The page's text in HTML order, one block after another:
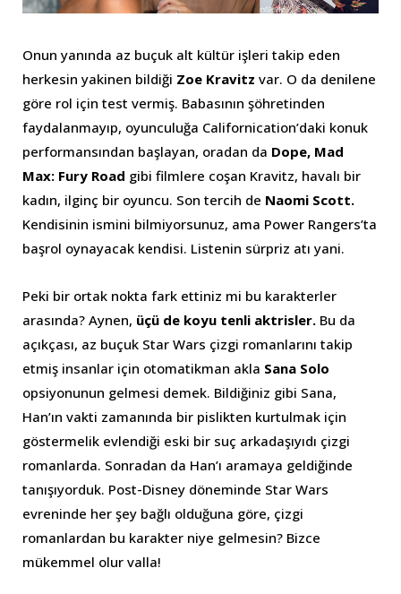
Onun yanında az buçuk alt kültür işleri takip eden
herkesin yakinen bildiği Zoe Kravitz var. O da denilene
göre rol için test vermiş. Babasının şöhretinden
faydalanmayıp, oyunculuğa Californication’daki konuk
performansından başlayan, oradan da Dope, Mad
Max: Fury Road gibi filmlere coşan Kravitz, havalı bir
kadın, ilginç bir oyuncu. Son tercih de Naomi Scott.
Kendisinin ismini bilmiyorsunuz, ama Power Rangers’ta
başrol oynayacak kendisi. Listenin sürpriz atı yani.
Peki bir ortak nokta fark ettiniz mi bu karakterler
arasında? Aynen, üçü de koyu tenli aktrisler. Bu da
açıkçası, az buçuk Star Wars çizgi romanlarını takip
etmiş insanlar için otomatikman akla Sana Solo
opsiyonunun gelmesi demek. Bildiğiniz gibi Sana,
Han’ın vakti zamanında bir pislikten kurtulmak için
göstermelik evlendiği eski bir suç arkadaşıyıdı çizgi
romanlarda. Sonradan da Han’ı aramaya geldiğinde
tanışıyorduk. Post-Disney döneminde Star Wars
evreninde her şey bağlı olduğuna göre, çizgi
romanlardan bu karakter niye gelmesin? Bizce
mükemmel olur valla!